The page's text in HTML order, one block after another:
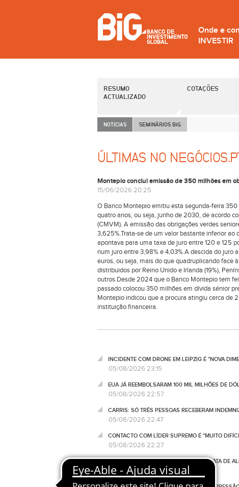
Onde e
INVESTIR
RESUMO
ACTUALIZADO
COTAÇÕES
NOTICIAS SEMINÁRIOS BiG
ÚLTIMAS NO
Montepio conclui emissão de 350 milhões em
15/06/2026 20:25
O Banco Montepio emitiu esta segunda-feira
quatro anos, ou seja, junho de 2030, de acordo
(CMVM). A emissão das obrigações verdes
3,625%.Trata-se de um valor bastante inferior
apontava para uma taxa de juro entre 120 e 125
num juro entre 3,98% e 4,03%.A descida do juro
euros, ou seja, mais do que quadruplicando face
distribuidos por Reino Unido e Irlanda (19%),
outros.Desde 2024 que o Banco Montepio tem
passado colocou 350 milhões em dívida sénior
Montepio indicou que a procura atingiu cerca de
instituição financeira.
INCIDENTE COM DRONE EM LEIPZIG É "NOVA
05/08/2026 23:15
EUA JÁ REEMBOLSARAM 100 MIL MILHÕES DE
05/08/2026 22:57
CARRIS: SÓ TRÊS PESSOAS RECEBERAM
05/08/2026 22:47
CONTACTO COM LÍDER SUPREMO É "MUITO
05/08/2026 22:27
ICNF TRAVA A VOLTA A PORTUGAL NA MATA DE
05/08/2026 21:53